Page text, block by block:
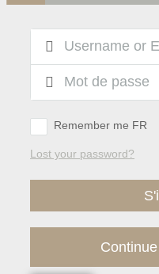
Remember me FR
Lost your password?